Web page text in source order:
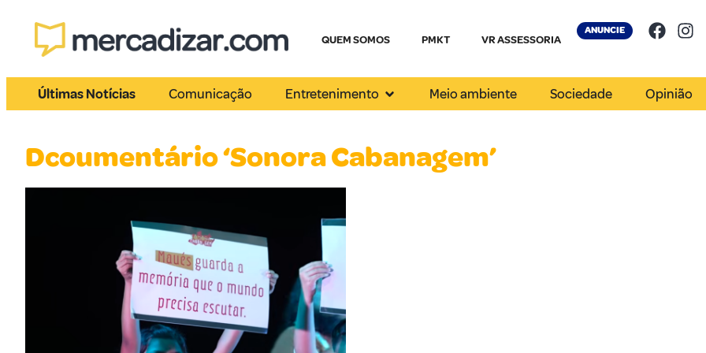
QUEM SOMOS PMKT VR ASSESSORIA
ANUNCIE
Últimas Notícias Comunicação Entretenimento Meio ambiente Sociedade Opinião
Dcoumentário ‘Sonora Cabanagem’